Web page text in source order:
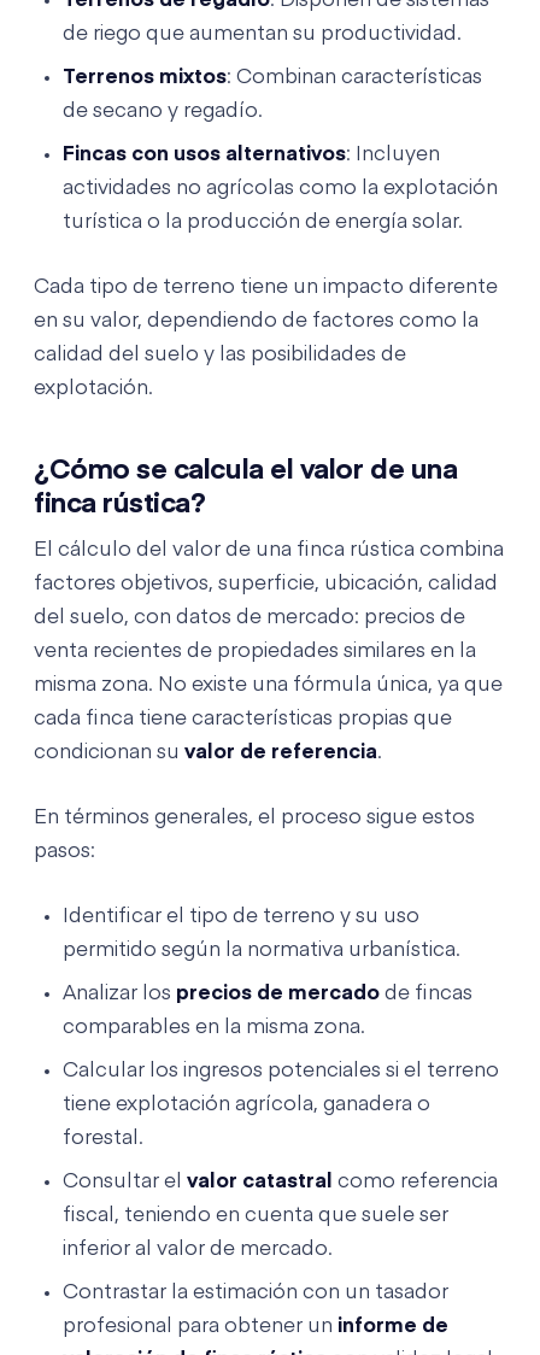
de riego que aumentan su productividad.
Terrenos mixtos: Combinan características
de secano y regadío.
Fincas con usos alternativos: Incluyen
actividades no agrícolas como la explotación
turística o la producción de energía solar.
Cada tipo de terreno tiene un impacto diferente
en su valor, dependiendo de factores como la
calidad del suelo y las posibilidades de
explotación.
¿Cómo se calcula el valor de una
finca rústica?
El cálculo del valor de una finca rústica combina
factores objetivos, superficie, ubicación, calidad
del suelo, con datos de mercado: precios de
venta recientes de propiedades similares en la
misma zona. No existe una fórmula única, ya que
cada finca tiene características propias que
condicionan su valor de referencia.
En términos generales, el proceso sigue estos
pasos:
Identificar el tipo de terreno y su uso
permitido según la normativa urbanística.
Analizar los precios de mercado de fincas
comparables en la misma zona.
Calcular los ingresos potenciales si el terreno
tiene explotación agrícola, ganadera o
forestal.
Consultar el valor catastral como referencia
fiscal, teniendo en cuenta que suele ser
inferior al valor de mercado.
Contrastar la estimación con un tasador
profesional para obtener un informe de